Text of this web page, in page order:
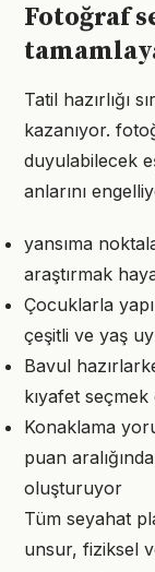
Fotoğraf
Tatil hazırlığı
kazanıyor.
duyulabilecek
anlarını
yansıma
araştırmak
Çocuklarla
çeşitli ve yaş
Bavul
kıyafet
Konaklama
puan
oluşturuyor
Tüm seyahat
unsur, fiziksel